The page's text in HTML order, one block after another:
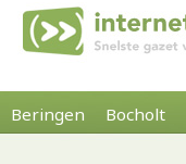
Beringen Bocholt